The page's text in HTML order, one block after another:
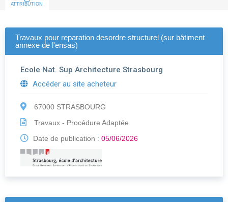
ATTRIBUTION
Travaux pour reparation desordre structurel (sur bâtiment
annexe de l'ensas)
Ecole Nat. Sup Architecture Strasbourg
Accéder au site acheteur
67000 STRASBOURG
Travaux - Procédure Adaptée
Date de publication : 05/06/2026